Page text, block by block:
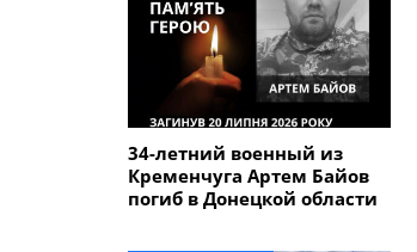
34-летний военный из
Кременчуга Артем Байов
погиб в Донецкой области